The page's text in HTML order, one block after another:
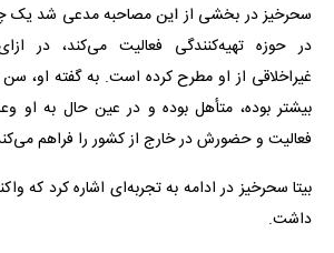
سحرخیز در بخشی از این مصاحبه مدعی شد یک
در حوزه تهیه‌کنندگی فعالیت می‌کند، در
غیراخلاقی از او مطرح کرده است. به گفته او،
بیشتر بوده، متأهل بوده و در عین حال به او
فعالیت و حضورش در خارج از کشور را فراهم
بیتا سحرخیز در ادامه به تجربه‌ای اشاره کرد که
داشت.